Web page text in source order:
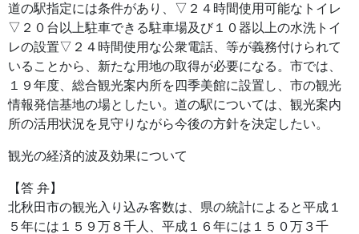
道の駅指定には条件があり、▽２４時間使用可能なトイレ
▽２０台以上駐車できる駐車場及び１０器以上の水洗トイ
レの設置▽２４時間使用な公衆電話、等が義務付けられて
いることから、新たな用地の取得が必要になる。市では、
１９年度、総合観光案内所を四季美館に設置し、市の観光
情報発信基地の場としたい。道の駅については、観光案内
所の活用状況を見守りながら今後の方針を決定したい。
観光の経済的波及効果について
【答 弁】
北秋田市の観光入り込み客数は、県の統計によると平成１
５年には１５９万８千人、平成１６年には１５０万３千